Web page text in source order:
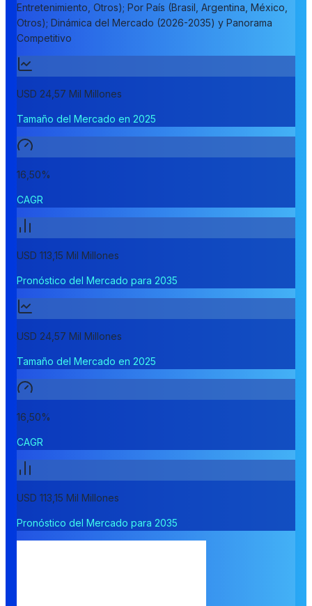
Entretenimiento, Otros); Por País (Brasil, Argentina, México,
Otros); Dinámica del Mercado (2026-2035) y Panorama
Competitivo
USD 24,57 Mil Millones
Tamaño del Mercado en 2025
16,50%
CAGR
USD 113,15 Mil Millones
Pronóstico del Mercado para 2035
USD 24,57 Mil Millones
Tamaño del Mercado en 2025
16,50%
CAGR
USD 113,15 Mil Millones
Pronóstico del Mercado para 2035